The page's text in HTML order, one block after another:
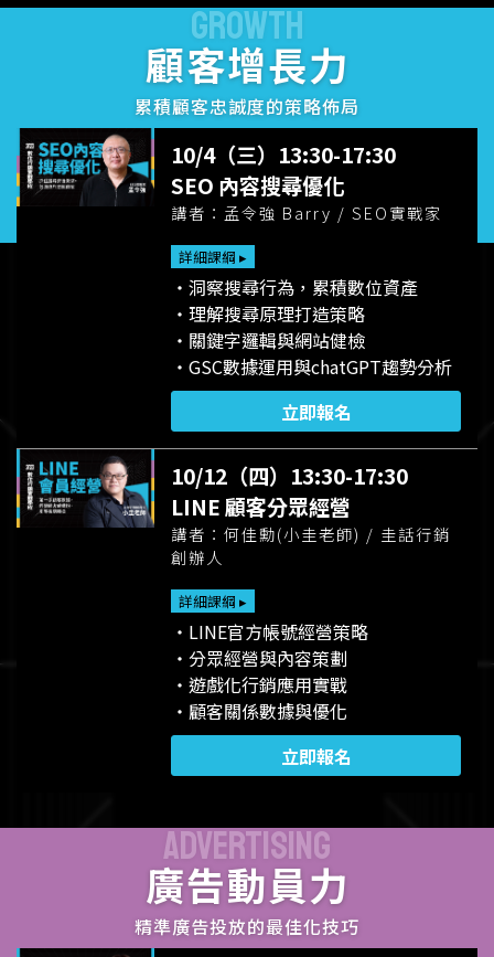
GROWTH
顧客增長力
累積顧客忠誠度的策略佈局
10/4（三）13:30-17:30
SEO 內容搜尋優化
講者：孟令強 Barry / SEO實戰家
詳細課綱 ▸
・洞察搜尋行為，累積數位資產
・理解搜尋原理打造策略
・關鍵字邏輯與網站健檢
・GSC數據運用與chatGPT趨勢分析
立即報名
10/12（四）13:30-17:30
LINE 顧客分眾經營
講者：何佳勳(小圭老師) / 圭話行銷
創辦人
詳細課綱 ▸
・LINE官方帳號經營策略
・分眾經營與內容策劃
・遊戲化行銷應用實戰
・顧客關係數據與優化
立即報名
ADVERTISING
廣告動員力
精準廣告投放的最佳化技巧